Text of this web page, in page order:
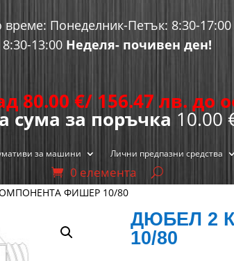
време: Понеделник-Петък: 8:30-17:00
13:00 Неделя- почивен ден!
80.00 €/ 156.47 лв. до
за поръчка 10.00
за машини Лични предпазни средства
0 елемента
ФИШЕР 10/80
ДЮБЕЛ 2
10/80